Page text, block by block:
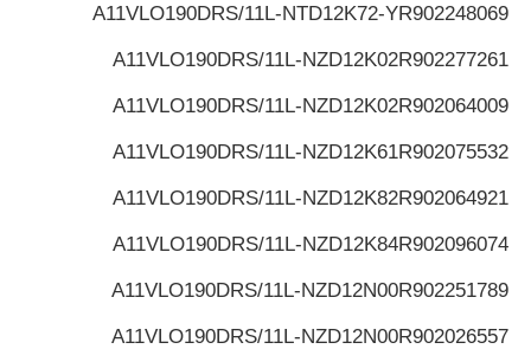
R902248069
A11VLO190DRS/11L-NTD12K72-Y
R902277261
A11VLO190DRS/11L-NZD12K02
R902064009
A11VLO190DRS/11L-NZD12K02
R902075532
A11VLO190DRS/11L-NZD12K61
R902064921
A11VLO190DRS/11L-NZD12K82
R902096074
A11VLO190DRS/11L-NZD12K84
R902251789
A11VLO190DRS/11L-NZD12N00
R902026557
A11VLO190DRS/11L-NZD12N00